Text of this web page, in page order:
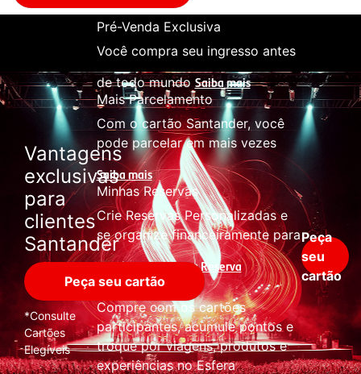
Vantagens
exclusivas
para
clientes
Santander
Peça seu cartão
*Consulte
Cartões
Elegíveis
Pré-Venda Exclusiva
Você compra seu ingresso antes
de todo mundo Saiba mais
Mais Parcelamento
Com o cartão Santander, você
pode parcelar em mais vezes
Saiba mais
Minhas Reservas
Crie Reservas Personalizadas e
se organize financeiramente para
os shows Crie sua Reserva
Acumule Pontos
Compre com os cartões
participantes, acumule pontos e
troque por viagens, produtos e
experiências no Esfera
Peça
seu
cartão